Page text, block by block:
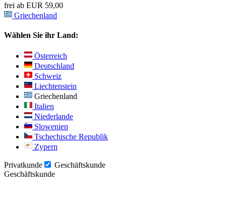
frei ab EUR 59,00
Griechenland
Wählen Sie ihr Land:
Österreich
Deutschland
Schweiz
Liechtenstein
Griechenland
Italien
Niederlande
Slowenien
Tschechische Republik
Zypern
Privatkunde
Geschäftskunde
Geschäftskunde